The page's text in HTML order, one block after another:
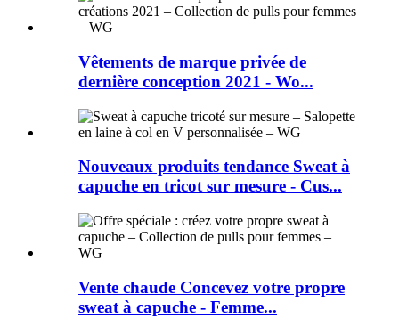
Vêtements de marque privée de
dernière conception 2021 - Wo...
Nouveaux produits tendance Sweat à
capuche en tricot sur mesure - Cus...
Vente chaude Concevez votre propre
sweat à capuche - Femme...